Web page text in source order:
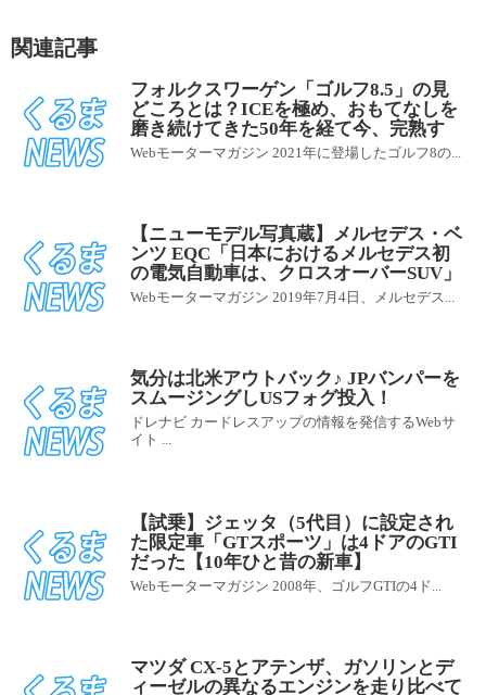
関連記事
フォルクスワーゲン「ゴルフ8.5」の見
どころとは？ICEを極め、おもてなしを
磨き続けてきた50年を経て今、完熟す
Webモーターマガジン 2021年に登場したゴルフ8の...
【ニューモデル写真蔵】メルセデス・ベ
ンツ EQC「日本におけるメルセデス初
の電気自動車は、クロスオーバーSUV」
Webモーターマガジン 2019年7月4日、メルセデス...
気分は北米アウトバック♪ JPバンパーを
スムージングしUSフォグ投入！
ドレナビ カードレスアップの情報を発信するWebサ
イト ...
【試乗】ジェッタ（5代目）に設定され
た限定車「GTスポーツ」は4ドアのGTI
だった【10年ひと昔の新車】
Webモーターマガジン 2008年、ゴルフGTIの4ド...
マツダ CX-5とアテンザ、ガソリンとデ
ィーゼルの異なるエンジンを走り比べて